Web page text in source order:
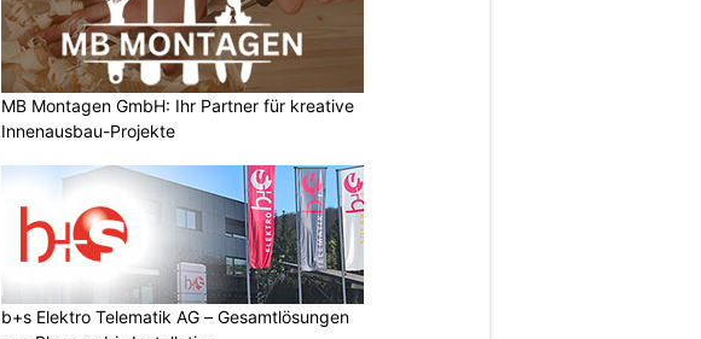
MB Montagen GmbH: Ihr Partner für kreative
Innenausbau-Projekte
b+s Elektro Telematik AG – Gesamtlösungen